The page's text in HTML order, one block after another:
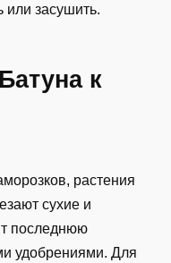
или засушить.
к
растения
сухие и
последнюю
удобрениями. Для